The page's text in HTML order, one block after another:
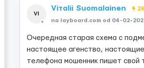
VI
Viтаlii Suomalainen
na layboard.com od 04-02-2021
Очередная старая схема с
настоящее агенство,
телефона мошенник пишет свой